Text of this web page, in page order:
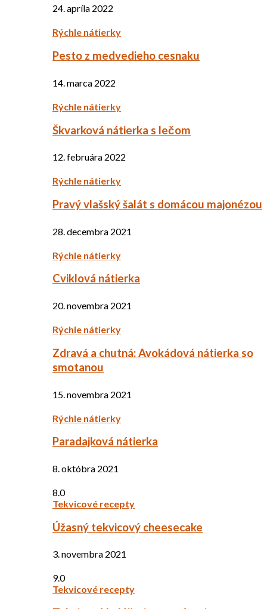
24. apríla 2022
Rýchle nátierky
Pesto z medvedieho cesnaku
14. marca 2022
Rýchle nátierky
Škvarková nátierka s lečom
12. februára 2022
Rýchle nátierky
Pravý vlašský šalát s domácou majonézou
28. decembra 2021
Rýchle nátierky
Cviklová nátierka
20. novembra 2021
Rýchle nátierky
Zdravá a chutná: Avokádová nátierka so
smotanou
15. novembra 2021
Rýchle nátierky
Paradajková nátierka
8. októbra 2021
8.0
Tekvicové recepty
Úžasný tekvicový cheesecake
3. novembra 2021
9.0
Tekvicové recepty